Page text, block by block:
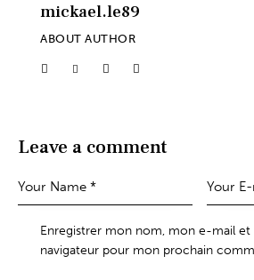
mickael.le89
ABOUT AUTHOR
Leave a comment
Enregistrer mon nom, mon e-mail et
navigateur pour mon prochain